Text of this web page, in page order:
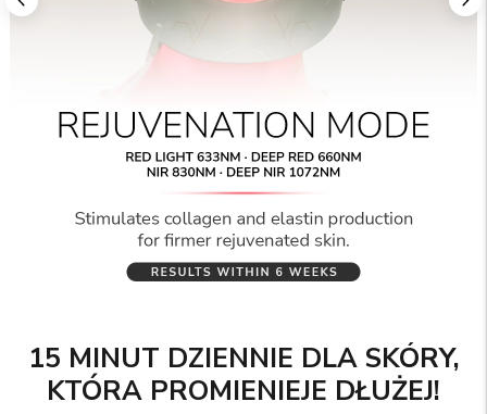
15 MINUT DZIENNIE DLA SKÓRY,
KTÓRA PROMIENIEJE DŁUŻEJ!